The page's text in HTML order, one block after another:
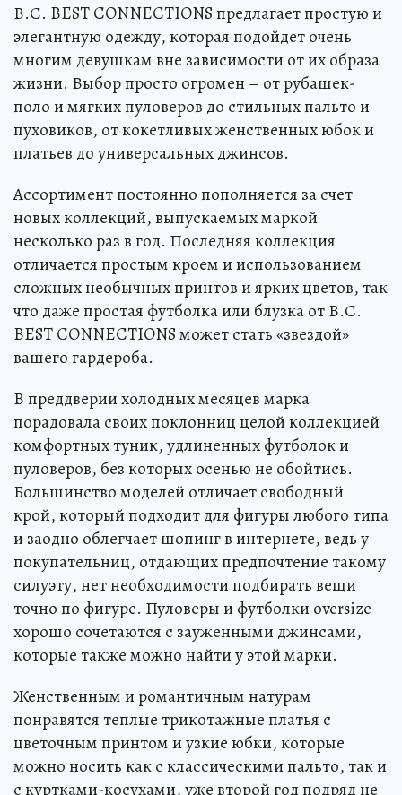
В.С. BEST CONNECTIONS предлагает простую и
элегантную одежду, которая подойдет очень
многим девушкам вне зависимости от их образа
жизни. Выбор просто огромен – от рубашек-
поло и мягких пуловеров до стильных пальто и
пуховиков, от кокетливых женственных юбок и
платьев до универсальных джинсов.
Ассортимент постоянно пополняется за счет
новых коллекций, выпускаемых маркой
несколько раз в год. Последняя коллекция
отличается простым кроем и использованием
сложных необычных принтов и ярких цветов, так
что даже простая футболка или блузка от В.С.
BEST CONNECTIONS может стать «звездой»
вашего гардероба.
В преддверии холодных месяцев марка
порадовала своих поклонниц целой коллекцией
комфортных туник, удлиненных футболок и
пуловеров, без которых осенью не обойтись.
Большинство моделей отличает свободный
крой, который подходит для фигуры любого типа
и заодно облегчает шопинг в интернете, ведь у
покупательниц, отдающих предпочтение такому
силуэту, нет необходимости подбирать вещи
точно по фигуре. Пуловеры и футболки oversize
хорошо сочетаются с зауженными джинсами,
которые также можно найти у этой марки.
Женственным и романтичным натурам
понравятся теплые трикотажные платья с
цветочным принтом и узкие юбки, которые
можно носить как с классическими пальто, так и
с куртками-косухами, уже второй год подряд не